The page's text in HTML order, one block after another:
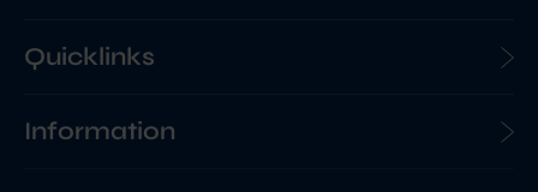
Quicklinks
Information